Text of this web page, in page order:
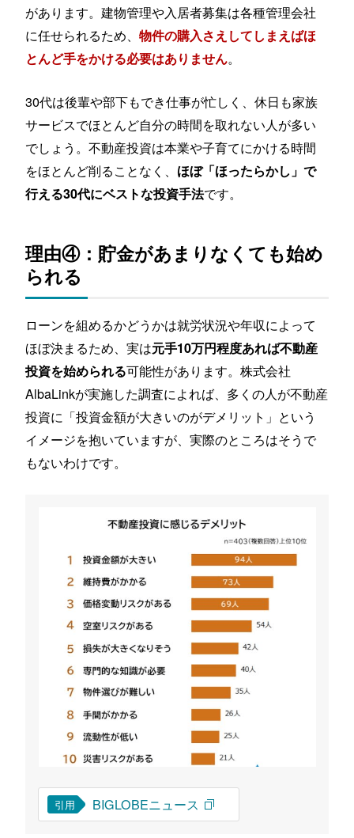
があります。建物管理や入居者募集は各種管理会社
に任せられるため、物件の購入さえしてしまえばほ
とんど手をかける必要はありません。
30代は後輩や部下もでき仕事が忙しく、休日も家族
サービスでほとんど自分の時間を取れない人が多い
でしょう。不動産投資は本業や子育てにかける時間
をほとんど削ることなく、 ほぼ「ほったらかし」で
行える30代にベストな投資手法です。
理由④：貯金があまりなくても始め
られる
ローンを組めるかどうかは就労状況や年収によって
ほぼ決まるため、実は元手10万円程度あれば不動産
投資を始められる可能性があります。株式会社
AlbaLinkが実施した調査によれば、多くの人が不動産
投資に「投資金額が大きいのがデメリット」という
イメージを抱いていますが、実際のところはそうで
もないわけです。
引用 BIGLOBEニュース